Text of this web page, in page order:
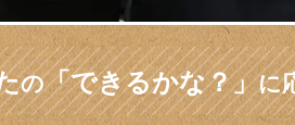
の「できるかな？」に